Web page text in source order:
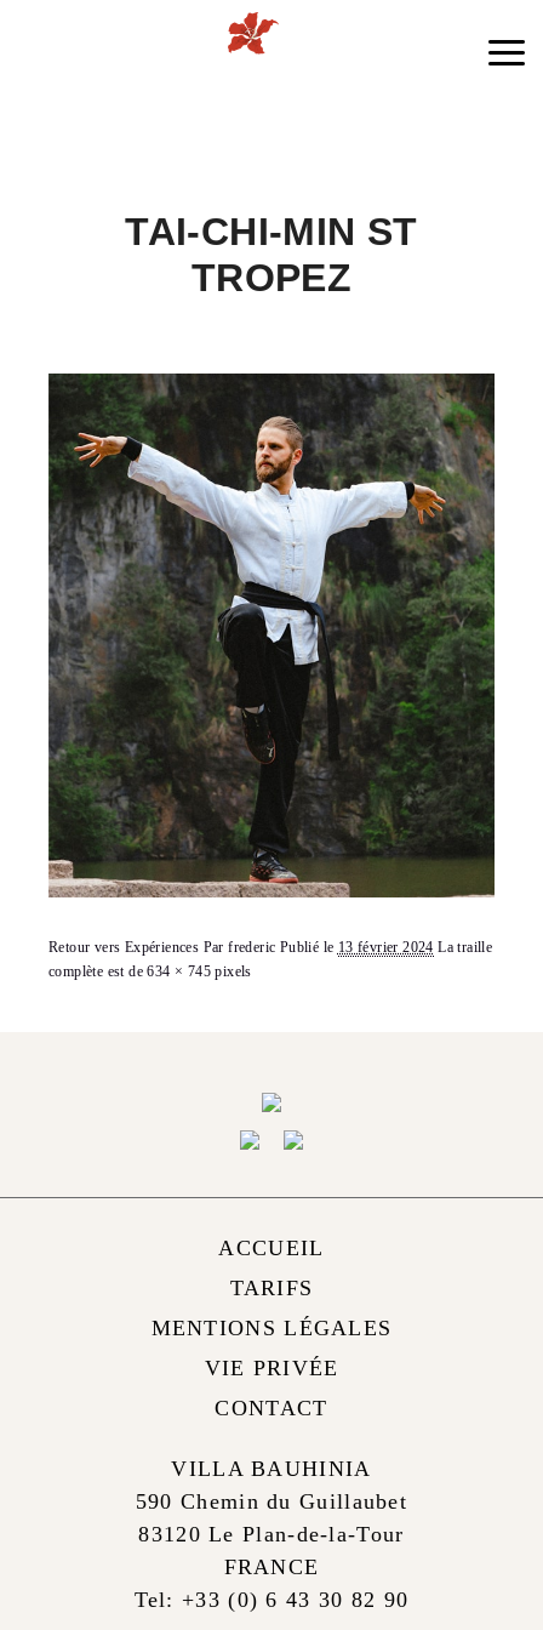
TAI-CHI-MIN ST
TROPEZ
Retour vers Expériences Parfrederic Publié le 13 février 2024 La traille
complète est de634 × 745 pixels
ACCUEIL
TARIFS
MENTIONS LÉGALES
VIE PRIVÉE
CONTACT
VILLA BAUHINIA
590 Chemin du Guillaubet
83120 Le Plan-de-la-Tour
FRANCE
Tel: +33 (0) 6 43 30 82 90